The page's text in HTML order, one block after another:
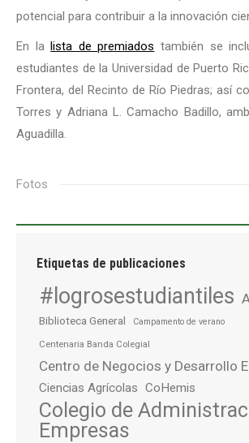
potencial para contribuir a la innovación
En lalista de premiados también se
estudiantes de la Universidad de Puerto
Frontera, del Recinto de Río Piedras; así
Torres y Adriana L. Camacho Badillo,
Aguadilla.
Fotos
Etiquetas de publicaciones
#logrosestudiantiles
Biblioteca General Campamento de verano
Centenaria Banda Colegial
Centro de Negocios y Desarrollo
Ciencias Agrícolas CoHemis
Colegio de
Empresas